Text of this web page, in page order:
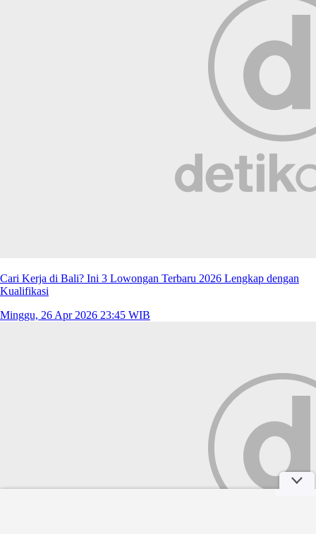
Cari Kerja di Bali? Ini 3 Lowongan Terbaru 2026 Lengkap dengan
Kualifikasi
Minggu, 26 Apr 2026 23:45 WIB